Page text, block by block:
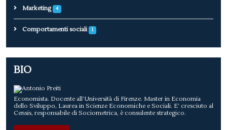
Marketing 4
Comportamenti sociali 1
BIO
Economista. Docente all’Università di Firenze. Master in Economia
dello Sviluppo, Laurea in Scienze Economiche e Sociali. E’ cresciuto al
Censis, responsabile di Sociometrica, è consulente strategico.